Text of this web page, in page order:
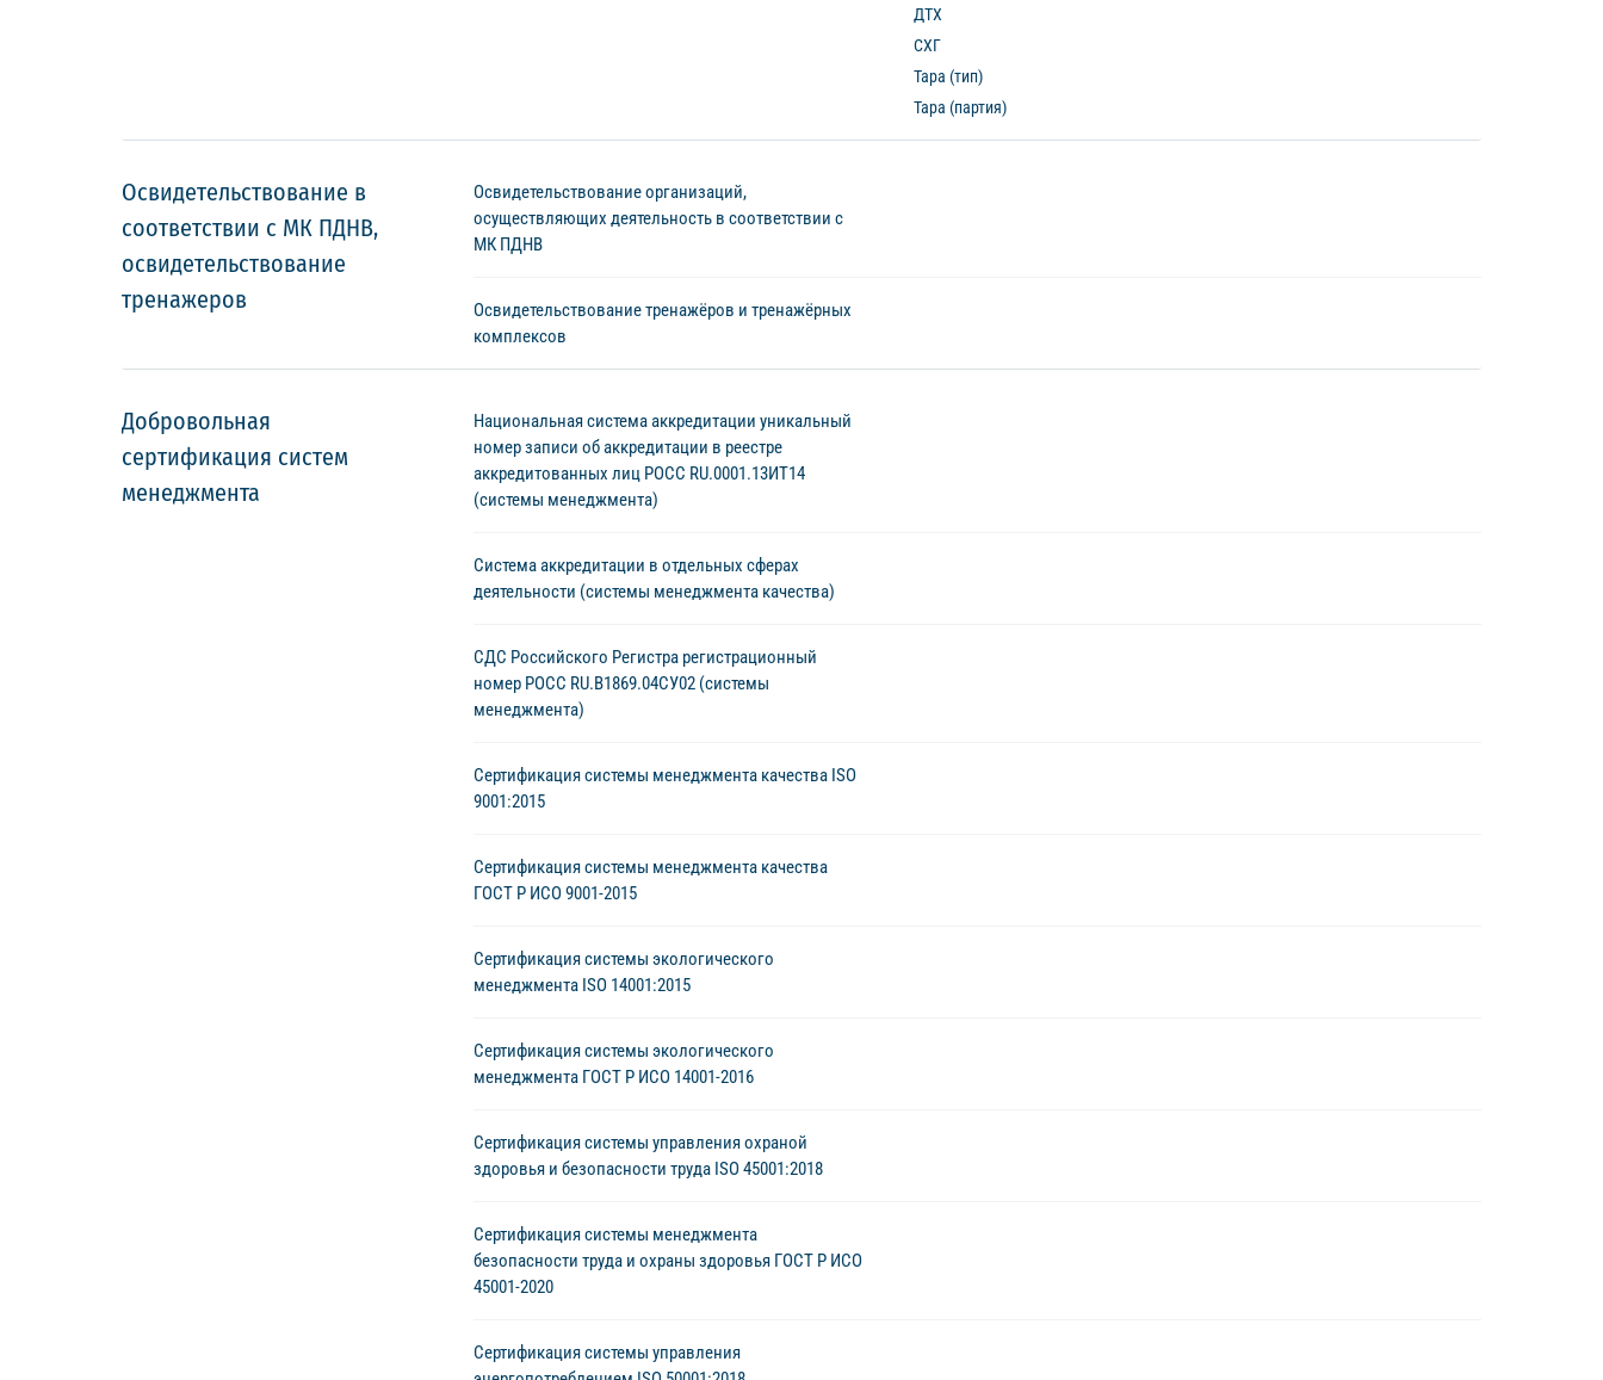
ДТХ
СХГ
Тара (тип)
Тара (партия)
Освидетельствование в
соответствии с МК ПДНВ,
освидетельствование
тренажеров
Освидетельствование организаций,
осуществляющих деятельность в соответствии с
МК ПДНВ
Освидетельствование тренажёров и тренажёрных
комплексов
Добровольная
сертификация систем
менеджмента
Национальная система аккредитации уникальный
номер записи об аккредитации в реестре
аккредитованных лиц РОСС RU.0001.13ИТ14
(системы менеджмента)
Система аккредитации в отдельных сферах
деятельности (системы менеджмента качества)
СДС Российского Регистра регистрационный
номер РОСС RU.В1869.04СУ02 (системы
менеджмента)
Сертификация системы менеджмента качества ISO
9001:2015
Сертификация системы менеджмента качества
ГОСТ Р ИСО 9001-2015
Сертификация системы экологического
менеджмента ISO 14001:2015
Сертификация системы экологического
менеджмента ГОСТ Р ИСО 14001-2016
Сертификация системы управления охраной
здоровья и безопасности труда ISO 45001:2018
Сертификация системы менеджмента
безопасности труда и охраны здоровья ГОСТ Р ИСО
45001-2020
Сертификация системы управления